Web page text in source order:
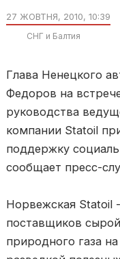
27 ЖОВТНЯ, 2010, 10:39
СНГ и Балтия
Глава Ненецкого
Федоров на
руководства
компании Statoil
поддержку
сообщает пресс-
Норвежская Statoil
поставщиков
природного газа